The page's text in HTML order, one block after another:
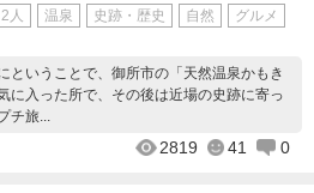
2人 温泉 史跡・歴史 自然 グルメ
ということで、御所市の「天然温泉かもき
に入った所で、その後は近場の史跡に寄っ
チ旅...
2819 41 0